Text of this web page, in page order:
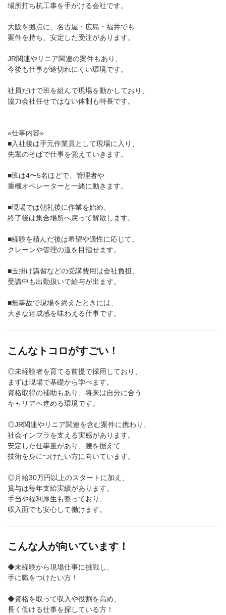
場所打ち杭工事を手がける会社です。
大阪を拠点に、名古屋・広島・福井でも
案件を持ち、安定した受注があります。
JR関連やリニア関連の案件もあり、
今後も仕事が途切れにくい環境です。
社員だけで班を組んで現場を動かしており、
協力会社任せではない体制も特長です。
«仕事内容»
■入社後は手元作業員として現場に入り、
先輩のそばで仕事を覚えていきます。
■班は4〜5名ほどで、管理者や
重機オペレーターと一緒に動きます。
■現場では朝礼後に作業を始め、
終了後は集合場所へ戻って解散します。
■経験を積んだ後は希望や適性に応じて、
クレーンや管理の道を目指せます。
■玉掛け講習などの受講費用は会社負担、
受講中も出勤扱いで給与が出ます。
■無事故で現場を終えたときには、
大きな達成感を味わえる仕事です。
こんなトコロがすごい！
◎未経験者を育てる前提で採用しており、
まずは現場で基礎から学べます。
資格取得の補助もあり、将来は自分に合う
キャリアへ進める環境です。
◎JR関連やリニア関連を含む案件に携わり、
社会インフラを支える実感があります。
安定した仕事量があり、腰を据えて
技術を身につけたい方に向いています。
◎月給30万円以上のスタートに加え、
賞与は毎年支給実績があります。
手当や福利厚生も整っており、
収入面でも安心して働けます。
こんな人が向いています！
◆未経験から現場仕事に挑戦し、
手に職をつけたい方！
◆資格を取って収入や役割を高め、
長く働ける仕事を探している方！